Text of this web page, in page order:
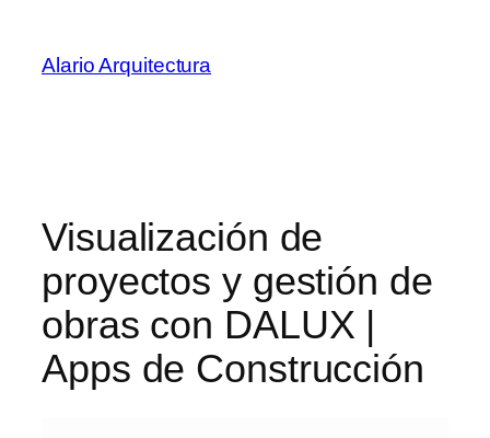
contenido
Alario Arquitectura
Visualización de
proyectos y gestión de
obras con DALUX |
Apps de Construcción